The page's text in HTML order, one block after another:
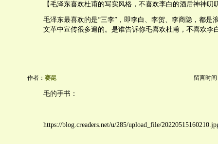
【毛泽东喜欢杜甫的写实风格，不喜欢李白的酒后神神叨
毛泽东最喜欢的是“三李”，即李白、李贺、李商隐，都是
文革中宣传很多遍的。是谁告诉你毛喜欢杜甫，不喜欢李
作者： 赛昆 留言时间
毛的手书：
https://blog.creaders.net/u/285/upload_file/